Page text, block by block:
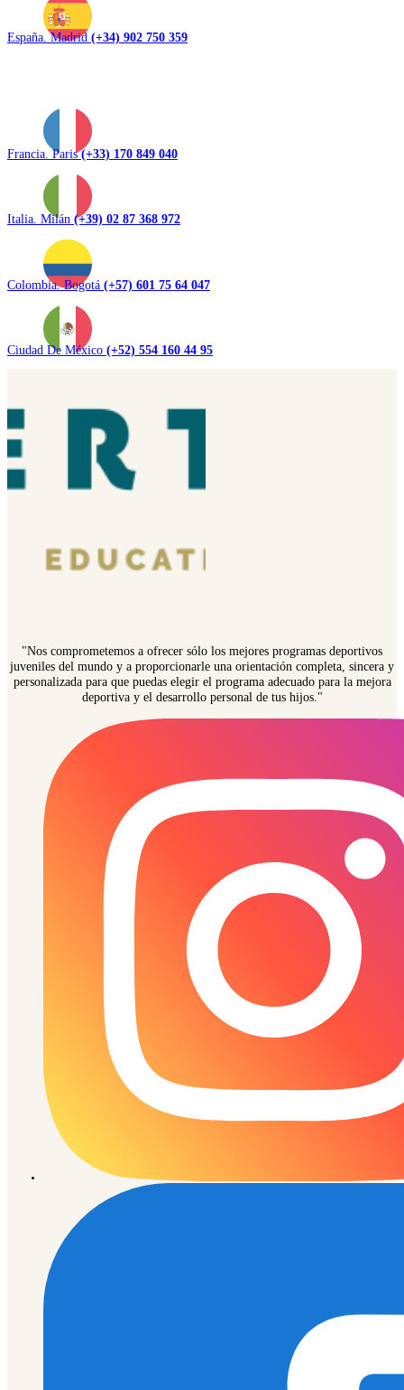
España. Madrid (+34) 902 750 359
Francia. Paris(+33) 170 849 040
Italia. Milán (+39) 02 87 368 972
Colombia. Bogotá (+57) 601 75 64 047
Ciudad De México (+52) 554 160 44 95
"Nos comprometemos a ofrecer sólo los mejores programas deportivos
juveniles del mundo y a proporcionarle una orientación completa, sincera y
personalizada para que puedas elegir el programa adecuado para la mejora
deportiva y el desarrollo personal de tus hijos."